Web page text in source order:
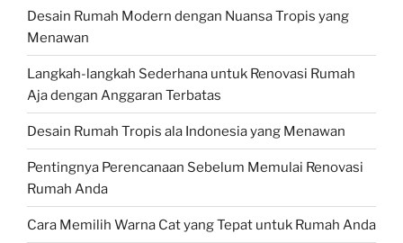
Desain Rumah Modern dengan Nuansa Tropis yang
Menawan
Langkah-langkah Sederhana untuk Renovasi Rumah
Aja dengan Anggaran Terbatas
Desain Rumah Tropis ala Indonesia yang Menawan
Pentingnya Perencanaan Sebelum Memulai Renovasi
Rumah Anda
Cara Memilih Warna Cat yang Tepat untuk Rumah Anda